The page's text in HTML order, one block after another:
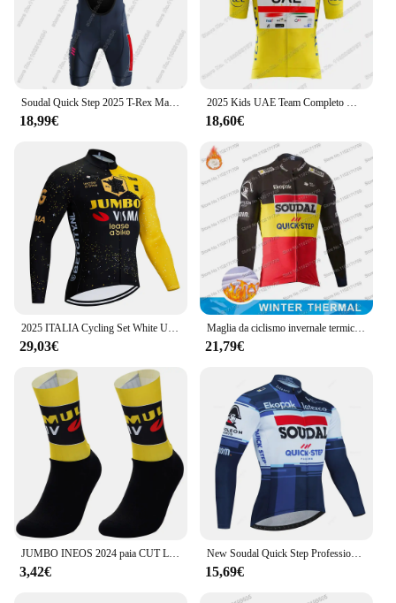
18,99€ 18,60€
29,03€
Maglia da ciclismo invernale termica Soudal Quick Step Team 2024 Set da donna a maniche lunghe da uomo Abbigliamento da bicicletta belga Blu Nero Ropa
21,79€
3,42€
New Soudal Quick Step Professional Autumn Cycling Jersey Set traspirante manica lunga MTB Bike Clothes belgio Suit Roupa Ciclismo
15,69€